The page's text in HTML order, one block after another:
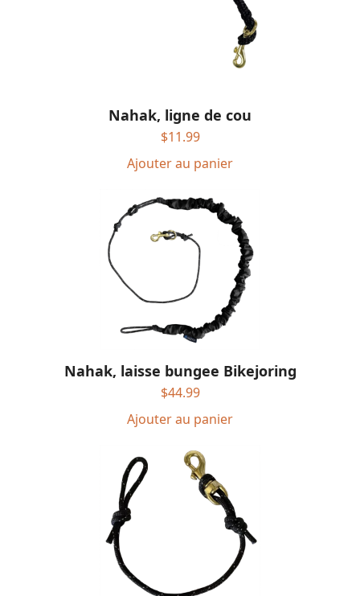
Nahak, ligne de cou
$11.99
Ajouter au panier
Nahak, laisse bungee Bikejoring
$44.99
Ajouter au panier